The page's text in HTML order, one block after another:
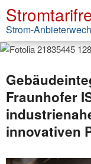
Strom-
Fraunhofer
innovativen